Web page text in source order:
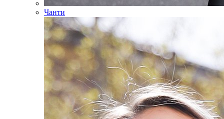
Чанти